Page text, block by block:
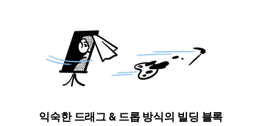
익숙한 드래그 & 드롭 방식의 빌딩 블록